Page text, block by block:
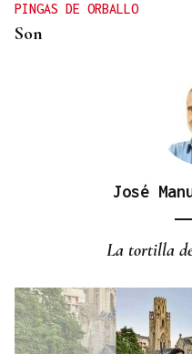
PINGAS DE ORBALLO
Son
José
La tortilla